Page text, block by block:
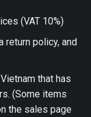
(VAT 10%)
return policy, and
that has
(Some items
the sales page